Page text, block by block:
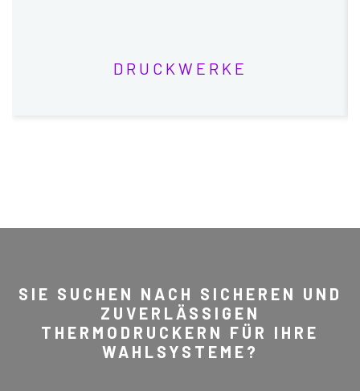
DRUCKWERKE
SIE SUCHEN NACH SICHEREN UND
ZUVERLÄSSIGEN
THERMODRUCKERN FÜR IHRE
WAHLSYSTEME?